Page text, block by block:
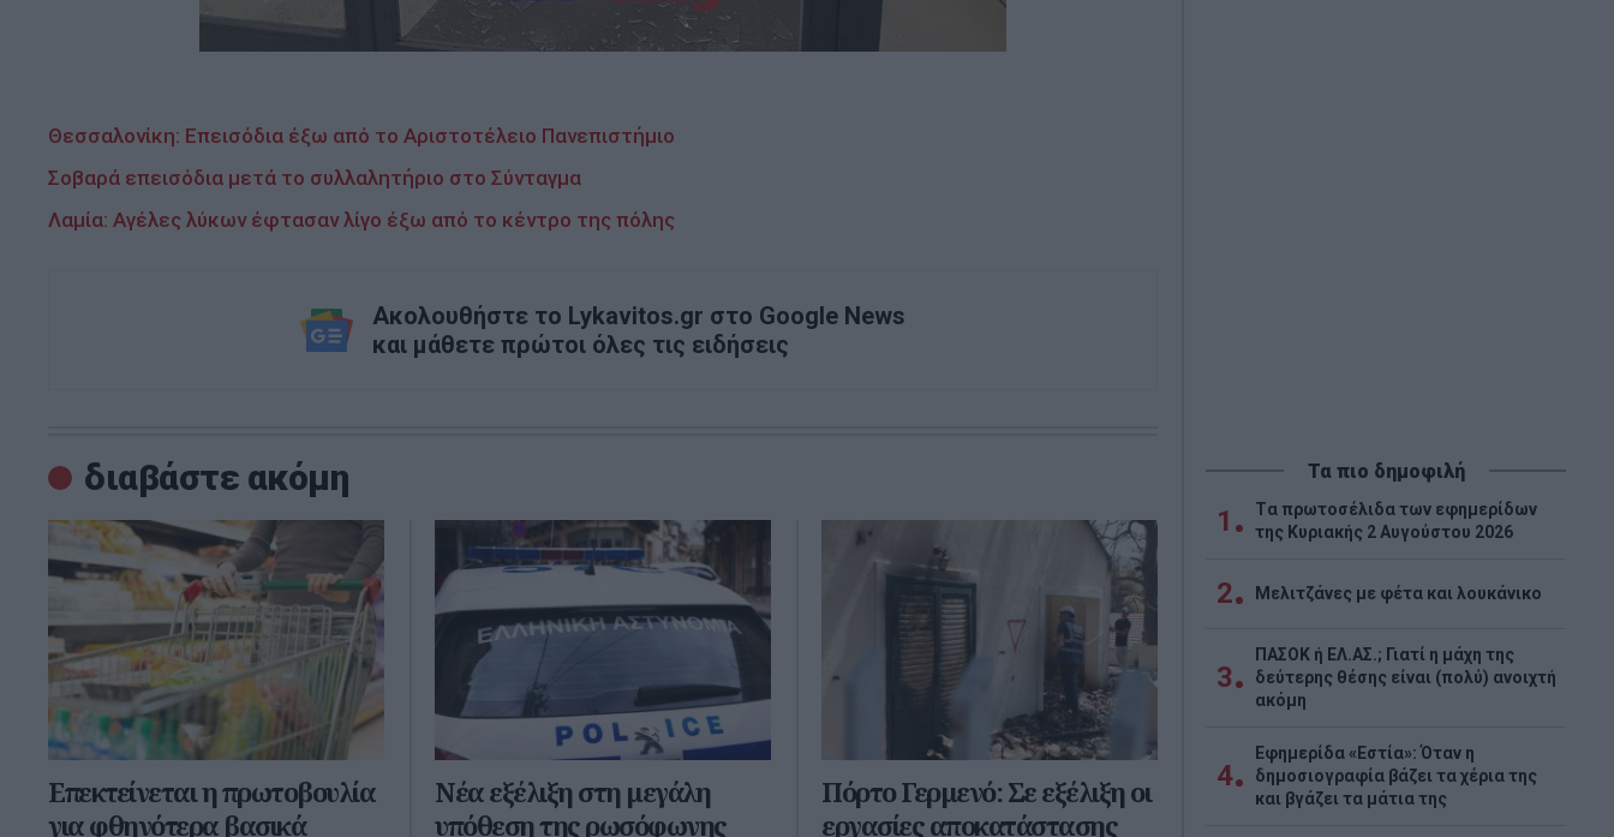
Θεσσαλονίκη: Επεισόδια έξω από το Αριστοτέλειο Πανεπιστήμιο
Σοβαρά επεισόδια μετά το συλλαλητήριο στο Σύνταγμα
Λαμία: Αγέλες λύκων έφτασαν λίγο έξω από το κέντρο της πόλης
Ακολουθήστε το Lykavitos.gr στο Google News
και μάθετε πρώτοι όλες τις ειδήσεις
διαβάστε ακόμη
Επεκτείνεται η πρωτοβουλία
για φθηνότερα βασικά
Νέα εξέλιξη στη μεγάλη
υπόθεση της ρωσόφωνης
Πόρτο Γερμενό: Σε εξέλιξη οι
εργασίες αποκατάστασης
Τα πιο δημοφιλή
1
Tα πρωτοσέλιδα των εφημερίδων
της Κυριακής 2 Αυγούστου 2026
2 Μελιτζάνες με φέτα και λουκάνικο
3
ΠΑΣΟΚ ή ΕΛ.ΑΣ.; Γιατί η μάχη της
δεύτερης θέσης είναι (πολύ) ανοιχτή
ακόμη
4
Εφημερίδα «Εστία»: Όταν η
δημοσιογραφία βάζει τα χέρια της
και βγάζει τα μάτια της